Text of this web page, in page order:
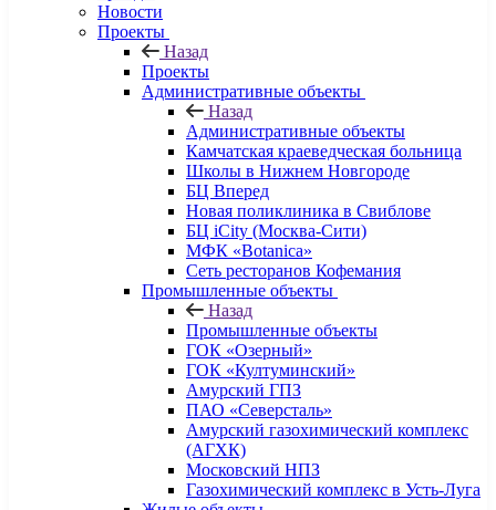
Новости
Проекты
Назад
Проекты
Административные объекты
Назад
Административные объекты
Камчатская краеведческая больница
Школы в Нижнем Новгороде
БЦ Вперед
Новая поликлиника в Свиблове
БЦ iCity (Москва-Сити)
МФК «Botanica»
Сеть ресторанов Кофемания
Промышленные объекты
Назад
Промышленные объекты
ГОК «Озерный»
ГОК «Култуминский»
Амурский ГПЗ
ПАО «Северсталь»
Амурский газохимический комплекс
(АГХК)
Московский НПЗ
Газохимический комплекс в Усть-Луга